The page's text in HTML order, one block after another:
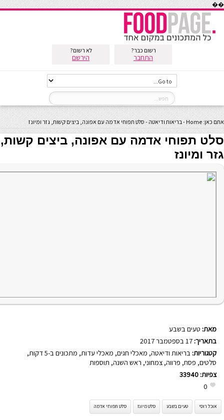
��
רשום כבר?
התחבר
לא רשום?
הירשם
אתם כאן: Home
-בריאות ודיאטה - סלט תפוחי אדמה עם אפונה, ביצים קשות, גזר ומיונז
סלט תפוחי אדמה עם אפונה, ביצים קשות,
גזר ומיונז
מאת: טעים בשבע
בתאריך:
קטגוריות: בריאות ודיאטה, מאכלי חגים, מאכלי עדות, מתכונים ב-5 דקות
,
סלטים, פסח, פרווה, צמחוני, ראש השנה, תוספות
צפיות: 33940
0
אוכל רוסי טעים בשבע סלט מיונז סלט תפוחי אדמה